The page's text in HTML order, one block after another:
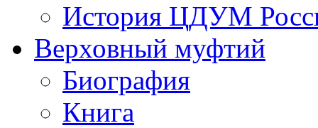
История ЦДУМ
Верховный муфтий
Биография
Книга